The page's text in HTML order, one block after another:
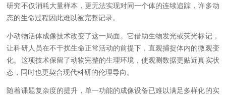
研究不仅消耗大量样本，更无法实现对同一个体的连续追踪，许多动
态的生命过程因此难以被完整记录。
小动物活体成像技术改变了这一局面。它借助生物发光或荧光标记，
让科研人员在不干扰生命正常活动的前提下，直观捕捉体内的微观变
化。这项技术保留了动物完整的生理环境，使观测数据更贴近真实状
态，同时也更契合现代科研的伦理导向。
随着课题复杂度的提升，单一功能的成像设备已难以满足多样化的实